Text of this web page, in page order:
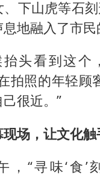
下山虎等石
地融入了市民
抬头看到这个
拍照的年轻顾
很近。”
场，让文化触
，“寻味‘食’